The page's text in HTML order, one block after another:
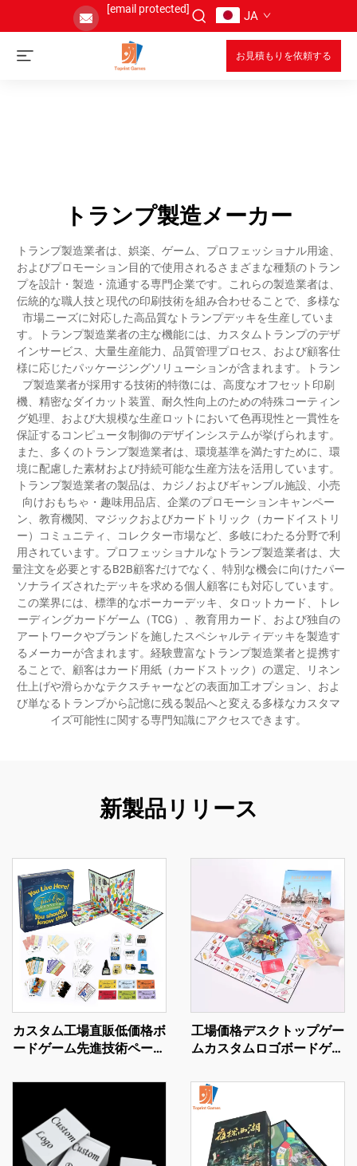
[email protected] JA
お見積もりを依頼する
トランプ製造メーカー
トランプ製造業者は、娯楽、ゲーム、プロフェッショナル用途、
およびプロモーション目的で使用されるさまざまな種類のトラン
プを設計・製造・流通する専門企業です。これらの製造業者は、
伝統的な職人技と現代の印刷技術を組み合わせることで、多様な
市場ニーズに対応した高品質なトランプデッキを生産していま
す。トランプ製造業者の主な機能には、カスタムトランプのデザ
インサービス、大量生産能力、品質管理プロセス、および顧客仕
様に応じたパッケージングソリューションが含まれます。トラン
プ製造業者が採用する技術的特徴には、高度なオフセット印刷
機、精密なダイカット装置、耐久性向上のための特殊コーティン
グ処理、および大規模な生産ロットにおいて色再現性と一貫性を
保証するコンピュータ制御のデザインシステムが挙げられます。
また、多くのトランプ製造業者は、環境基準を満たすために、環
境に配慮した素材および持続可能な生産方法を活用しています。
トランプ製造業者の製品は、カジノおよびギャンブル施設、小売
向けおもちゃ・趣味用品店、企業のプロモーションキャンペー
ン、教育機関、マジックおよびカードトリック（カードイストリ
ー）コミュニティ、コレクター市場など、多岐にわたる分野で利
用されています。プロフェッショナルなトランプ製造業者は、大
量注文を必要とするB2B顧客だけでなく、特別な機会に向けたパー
ソナライズされたデッキを求める個人顧客にも対応しています。
この業界には、標準的なポーカーデッキ、タロットカード、トレ
ーディングカードゲーム（TCG）、教育用カード、および独自の
アートワークやブランドを施したスペシャルティデッキを製造す
るメーカーが含まれます。経験豊富なトランプ製造業者と提携す
ることで、顧客はカード用紙（カードストック）の選定、リネン
仕上げや滑らかなテクスチャーなどの表面加工オプション、およ
び単なるトランプから記憶に残る製品へと変える多様なカスタマ
イズ可能性に関する専門知識にアクセスできます。
新製品リリース
カスタム工場直販低価格ボ
ードゲーム先進技術ペーパ
ームモノポリー
工場価格デスクトップゲー
ムカスタムロゴボードゲー
イングチェス大人向けバー
ジョンパズルおもちゃボー
ドゲーム